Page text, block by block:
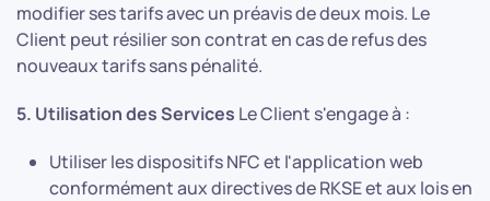
modifier ses tarifs avec un préavis de deux mois. Le
Client peut résilier son contrat en cas de refus des
nouveaux tarifs sans pénalité.
5. Utilisation des Services Le Client s'engage à :
Utiliser les dispositifs NFC et l'application web
conformément aux directives de RKSE et aux lois en